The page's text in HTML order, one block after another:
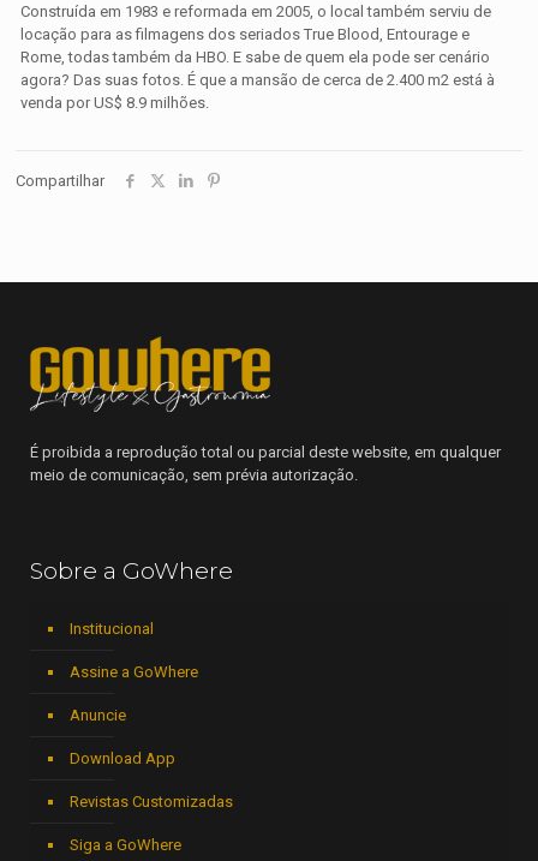
Construída em 1983 e reformada em 2005, o local também serviu de
locação para as filmagens dos seriados True Blood, Entourage e
Rome, todas também da HBO. E sabe de quem ela pode ser cenário
agora? Das suas fotos. É que a mansão de cerca de 2.400 m2 está à
venda por US$ 8.9 milhões.
Compartilhar
É proibida a reprodução total ou parcial deste website, em qualquer
meio de comunicação, sem prévia autorização.
Sobre a GoWhere
Institucional
Assine a GoWhere
Anuncie
Download App
Revistas Customizadas
Siga a GoWhere